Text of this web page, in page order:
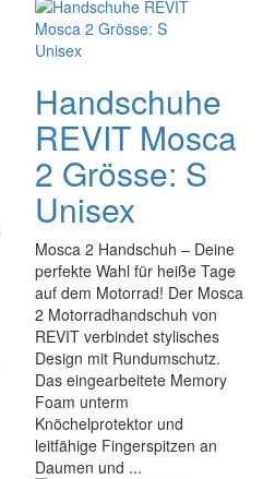
Handschuhe
REVIT Mosca
2 Grösse: S
Unisex
Mosca 2 Handschuh – Deine
perfekte Wahl für heiße Tage
auf dem Motorrad! Der Mosca
2 Motorradhandschuh von
REVIT verbindet stylisches
Design mit Rundumschutz.
Das eingearbeitete Memory
Foam unterm
Knöchelprotektor und
leitfähige Fingerspitzen an
Daumen und ...